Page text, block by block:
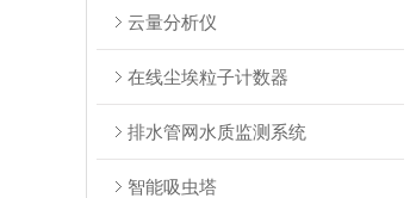
云量分析仪
在线尘埃粒子计数器
排水管网水质监测系统
智能吸虫塔